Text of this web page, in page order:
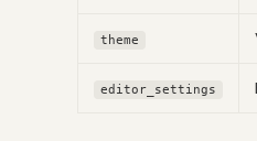
theme
editor_settings